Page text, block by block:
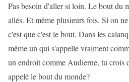
Pas besoin d'aller si loin. Le bout du
allés. Et même plusieurs fois. Si on
c'est que c'est le bout. Dans les
même un qui s'appelle vraiment
un endroit comme Audierne, tu crois
appelé le bout du monde?